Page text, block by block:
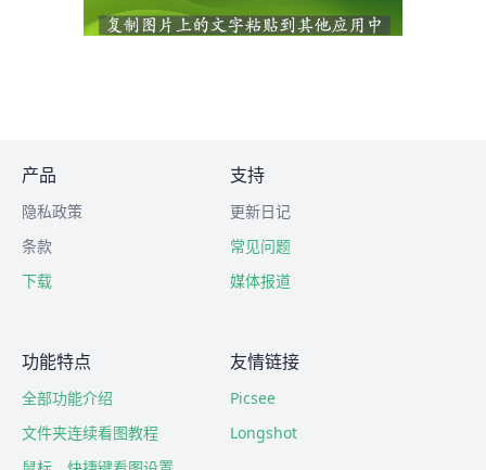
产品
隐私政策
条款
下载
支持
更新日记
常见问题
媒体报道
功能特点
全部功能介绍
文件夹连续看图教程
友情链接
Picsee
Longshot